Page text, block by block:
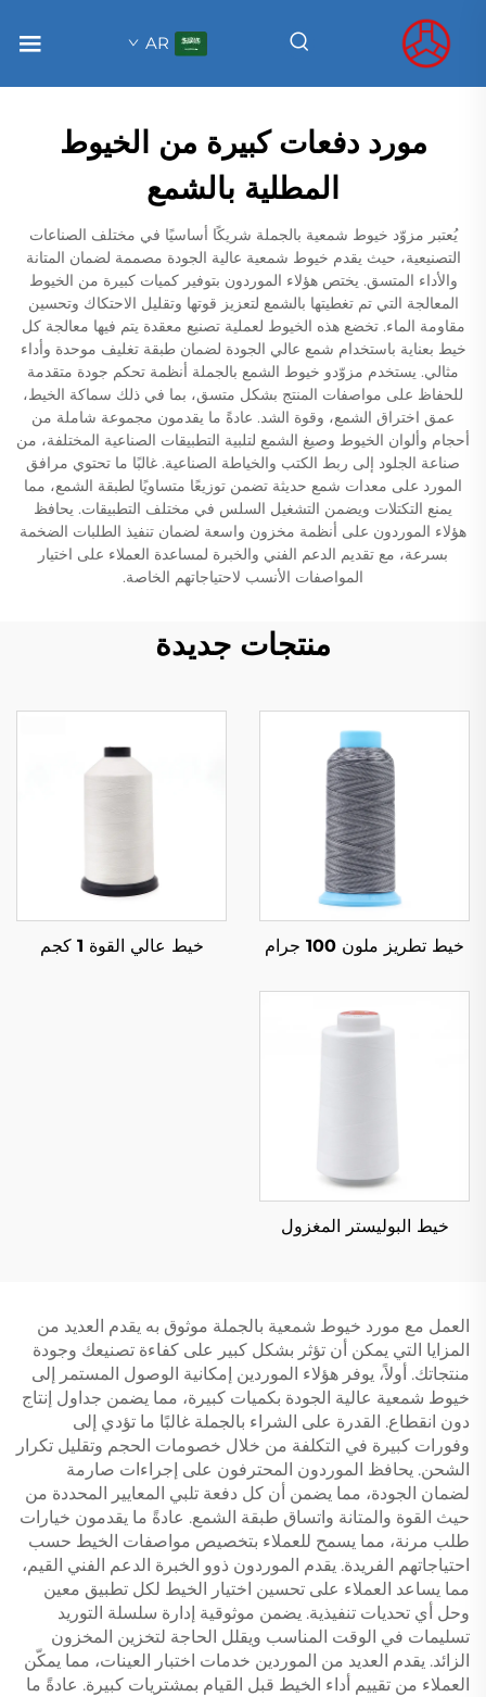
AR
مورد دفعات كبيرة من الخيوط
المطلية بالشمع
يُعتبر مزوّد خيوط شمعية بالجملة شريكًا أساسيًا في مختلف الصناعات
التصنيعية، حيث يقدم خيوط شمعية عالية الجودة مصممة لضمان المتانة
والأداء المتسق. يختص هؤلاء الموردون بتوفير كميات كبيرة من الخيوط
المعالجة التي تم تغطيتها بالشمع لتعزيز قوتها وتقليل الاحتكاك وتحسين
مقاومة الماء. تخضع هذه الخيوط لعملية تصنيع معقدة يتم فيها معالجة كل
خيط بعناية باستخدام شمع عالي الجودة لضمان طبقة تغليف موحدة وأداء
مثالي. يستخدم مزوّدو خيوط الشمع بالجملة أنظمة تحكم جودة متقدمة
للحفاظ على مواصفات المنتج بشكل متسق، بما في ذلك سماكة الخيط،
عمق اختراق الشمع، وقوة الشد. عادةً ما يقدمون مجموعة شاملة من
أحجام وألوان الخيوط وصيغ الشمع لتلبية التطبيقات الصناعية المختلفة، من
صناعة الجلود إلى ربط الكتب والخياطة الصناعية. غالبًا ما تحتوي مرافق
المورد على معدات شمع حديثة تضمن توزيعًا متساويًا لطبقة الشمع، مما
يمنع التكتلات ويضمن التشغيل السلس في مختلف التطبيقات. يحافظ
هؤلاء الموردون على أنظمة مخزون واسعة لضمان تنفيذ الطلبات الضخمة
بسرعة، مع تقديم الدعم الفني والخبرة لمساعدة العملاء على اختيار
المواصفات الأنسب لاحتياجاتهم الخاصة.
منتجات جديدة
خيط تطريز ملون 100 جرام خيط عالي القوة 1 كجم
خيط البوليستر المغزول
العمل مع مورد خيوط شمعية بالجملة موثوق به يقدم العديد من
المزايا التي يمكن أن تؤثر بشكل كبير على كفاءة تصنيعك وجودة
منتجاتك. أولاً، يوفر هؤلاء الموردين إمكانية الوصول المستمر إلى
خيوط شمعية عالية الجودة بكميات كبيرة، مما يضمن جداول إنتاج
دون انقطاع. القدرة على الشراء بالجملة غالبًا ما تؤدي إلى
وفورات كبيرة في التكلفة من خلال خصومات الحجم وتقليل تكرار
الشحن. يحافظ الموردون المحترفون على إجراءات صارمة
لضمان الجودة، مما يضمن أن كل دفعة تلبي المعايير المحددة من
حيث القوة والمتانة واتساق طبقة الشمع. عادةً ما يقدمون خيارات
طلب مرنة، مما يسمح للعملاء بتخصيص مواصفات الخيط حسب
احتياجاتهم الفريدة. يقدم الموردون ذوو الخبرة الدعم الفني القيم،
مما يساعد العملاء على تحسين اختيار الخيط لكل تطبيق معين
وحل أي تحديات تنفيذية. يضمن موثوقية إدارة سلسلة التوريد
تسليمات في الوقت المناسب ويقلل الحاجة لتخزين المخزون
الزائد. يقدم العديد من الموردين خدمات اختبار العينات، مما يمكّن
العملاء من تقييم أداء الخيط قبل القيام بمشتريات كبيرة. عادةً ما